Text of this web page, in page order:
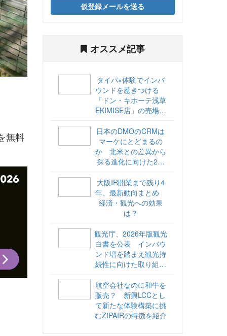
無料
仮登録メールを送る
オススメ記事
タイパ×体験でインバ
ウンドを惹きつける
「ドン・キホーテ浅草
EKIMISE店」の売場づ
日本のDMOのCRMは
マーケにとどまるの
か 北米との差異から
探る進化に向けた2ス
海外DMOのリアル
vol.6】
大阪IR開業まで残り4
年、最新動向まとめ
経済・観光への効果
は？
観光庁、2026年版観光
白書を公表 インバウ
ンド増を踏まえ観光持
続性に向けた取り組み
航空会社なのに和牛を
販売？ 新興LCCとし
て新たな体験構築に挑
むZIPAIRの特徴を紹介